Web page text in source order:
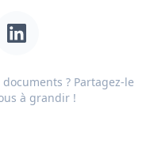
? Partagez-le
à grandir !